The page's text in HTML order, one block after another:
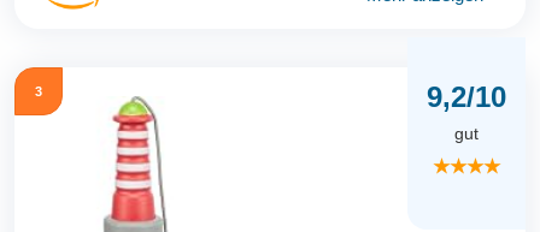
3 9,2/10
gut
★★★★